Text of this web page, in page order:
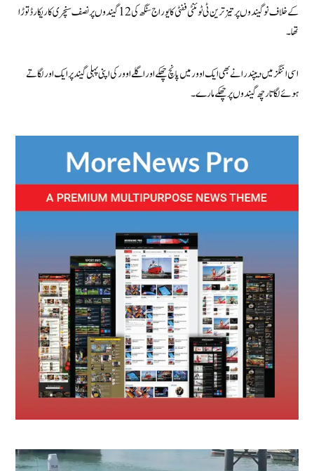
کے خلاف نو گیندوں پر تیز ترین ٹی ٹوئنٹی ففٹی کا یوراج سنگھ کی 12 گیندوں پر نصف سنچری کا ریکارڈ توڑا
تھا۔
اسی اننگز میں دیپندرا نے بھی ایک اوور میں پانچ چھکے اور اگلے اوور کی اپنی پہلی گیند پر ایک اور لگاتے
ہوئے لگاتار چھ گیندوں پر چھکے مارے۔